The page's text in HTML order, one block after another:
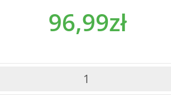
96,99zł